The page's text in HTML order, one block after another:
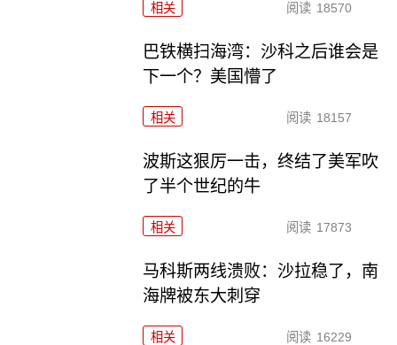
相关 阅读 18570
巴铁横扫海湾：沙科之后谁会是
下一个？美国懵了
相关 阅读 18157
波斯这狠厉一击，终结了美军吹
了半个世纪的牛
相关 阅读 17873
马科斯两线溃败：沙拉稳了，南
海牌被东大刺穿
相关 阅读 16229